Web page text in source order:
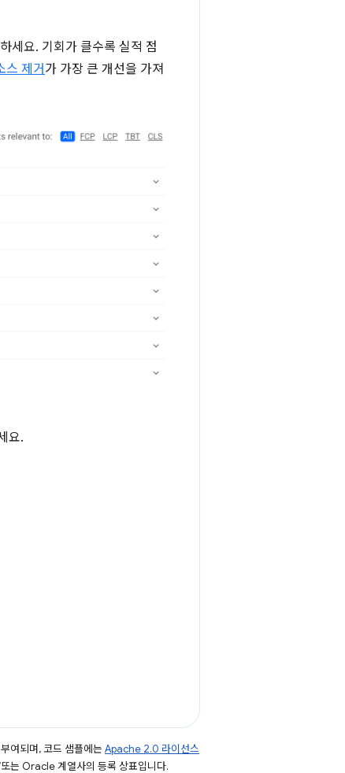
세요. 기회가 클수록 실적 점
스 제거가 가장 큰 개선을 가져
요.
여되며, 코드 샘플에는 Apache 2.0 라이선스
는 Oracle 계열사의 등록 상표입니다.